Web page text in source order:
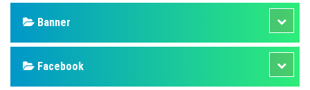
Banner
Facebook